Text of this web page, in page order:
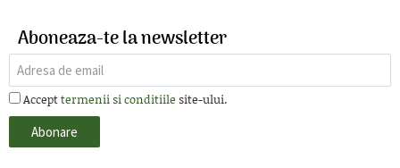
Aboneaza-te la newsletter
Accepttermenii si conditiile site-ului.